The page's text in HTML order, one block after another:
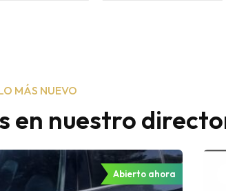
MÁS NUEVO
en nuestro
Abierto ahora